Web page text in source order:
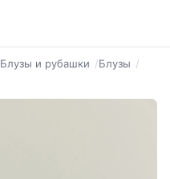
Блузы и рубашки
Блузы